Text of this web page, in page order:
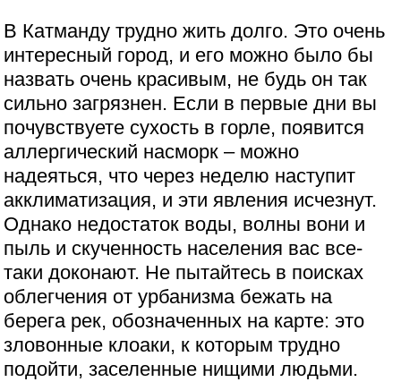
В Катманду трудно жить долго. Это очень
интересный город, и его можно было бы
назвать очень красивым, не будь он так
сильно загрязнен. Если в первые дни вы
почувствуете сухость в горле, появится
аллергический насморк – можно
надеяться, что через неделю наступит
акклиматизация, и эти явления исчезнут.
Однако недостаток воды, волны вони и
пыль и скученность населения вас все-
таки доконают. Не пытайтесь в поисках
облегчения от урбанизма бежать на
берега рек, обозначенных на карте: это
зловонные клоаки, к которым трудно
подойти, заселенные нищими людьми.